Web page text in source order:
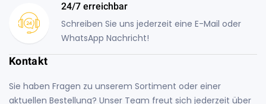
24/7 erreichbar
Schreiben Sie uns jederzeit eine E-Mail oder
WhatsApp Nachricht!
Kontakt
Sie haben Fragen zu unserem Sortiment oder einer
aktuellen Bestellung? Unser Team freut sich jederzeit über